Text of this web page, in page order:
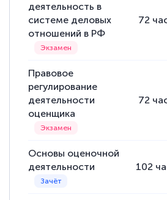
Всем добрый день! Я
повышени каалификации по
специальности «Тренер-
подчеркуть, что при
оперативно связались со
специалисты, ответили на
интересующие вопросы и
двух…
деятельность в
системе деловых
отношений в РФ
72
Правовое
регулирование
деятельности
оценщика
72
Основы оценочной
деятельности
102